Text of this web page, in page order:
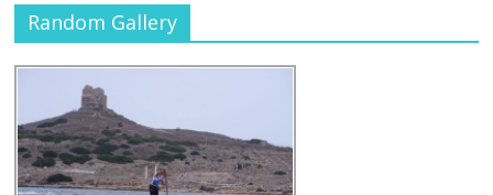
Random Gallery